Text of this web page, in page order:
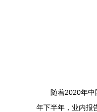
随着2020年中
年下半年，业内报